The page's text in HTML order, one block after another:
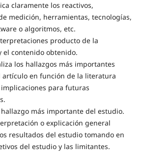
claramente los reactivos,
medición, herramientas, tecnologías,
o algoritmos, etc.
producto de la
el contenido obtenido.
los hallazgos más importantes
artículo en función de la literatura
para futuras
más importante del estudio.
o explicación general
resultados del estudio tomando en
del estudio y las limitantes.